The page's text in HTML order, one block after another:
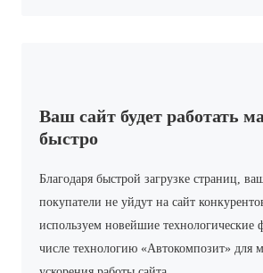
Ваш сайт будет работать
быстро
Благодаря быстрой загрузке страниц,
покупатели не уйдут на сайт
используем новейшие
числе технологию «Автокомпозит» для